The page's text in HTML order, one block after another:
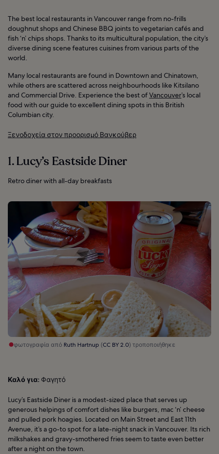
The best local restaurants in Vancouver range from no-frills
doughnut shops and Chinese BBQ joints to vegetarian cafés and
fish ‘n’ chips shops. Thanks to its multicultural population, the city’s
diverse dining scene features cuisines from various parts of the
world.
Many local restaurants are found in Downtown and Chinatown,
while others are scattered across neighbourhoods like Kitsilano
and Commercial Drive. Experience the best ofVancouver’s local
food with our guide to excellent dining spots in this British
Columbian city.
Ξενοδοχεία στον προορισμό Βανκούβερ
1. Lucy’s Eastside Diner
Retro diner with all-day breakfasts
φωτογραφία από Ruth Hartnup (CC BY 2.0) τροποποιήθηκε
Καλό για: Φαγητό
Lucy’s Eastside Diner is a modest-sized place that serves up
generous helpings of comfort dishes like burgers, mac ‘n’ cheese
and pulled pork hoagies. Located on Main Street and East 11th
Avenue, it’s a go-to spot for a late-night snack in Vancouver. Its rich
milkshakes and gravy-smothered fries seem to taste even better
after a night on the town.